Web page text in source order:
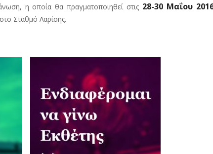
η οποία θα πραγματοποιηθεί στις 28-30 Μαΐου
Σταθμό Λαρίσης.